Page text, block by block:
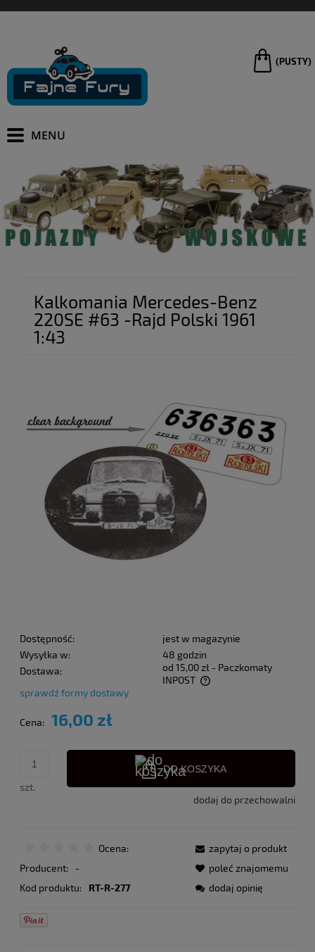
(PUSTY)
Kalkomania Mercedes-Benz
220SE #63 -Rajd Polski 1961
1:43
Dostępność:
jest w magazynie
Wysyłka w:
48 godzin
Dostawa:
od 15,00 zł - Paczkomaty
INPOST
Cena nie zawiera ewentualnych kosztów płatności
sprawdź formy dostawy
Cena: 16,00 zł
szt.
DO KOSZYKA
dodaj do przechowalni
Ocena:
Producent:
-
Kod produktu:
RT-R-277
zapytaj o produkt
poleć znajomemu
dodaj opinię